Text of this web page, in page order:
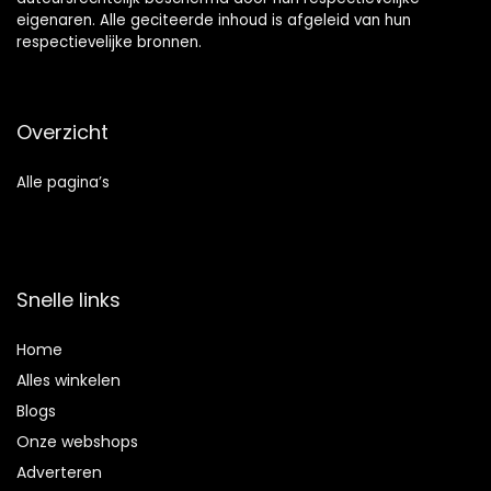
eigenaren. Alle geciteerde inhoud is afgeleid van hun
respectievelijke bronnen.
Overzicht
Alle pagina’s
Snelle links
Home
Alles winkelen
Blogs
Onze webshops
Adverteren